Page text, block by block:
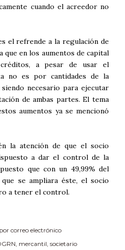
cuando el acreedor no
el refrende a la regulación de
que en los aumentos de capital
a pesar de usar el
no es por cantidades de la
siendo necesario para ejecutar
de ambas partes. El tema
aumentos ya se mencionó
la atención de que el socio
a dar el control de la
que con un 49,99% del
se ampliara éste, el socio
a tener el control.
correo electrónico
mercantil societario